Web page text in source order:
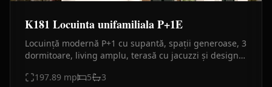
K181 Locuinta unifamiliala P+1E
Locuință modernă P+1 cu supantă, spații generoase, 3
dormitoare, living amplu, terasă cu jacuzzi și design
crescut
197.89 mp 5 3